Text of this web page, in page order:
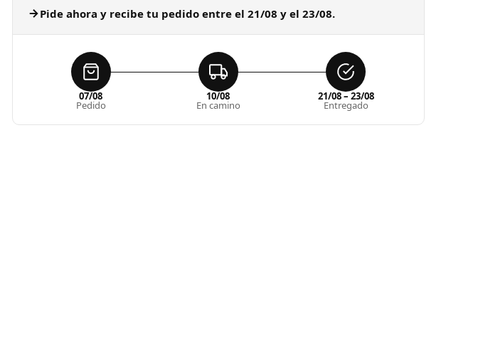
Pide ahora y recibe tu pedido entre el 21/08 y el 23/08.
07/08
Pedido
10/08
En camino
21/08 – 23/08
Entregado